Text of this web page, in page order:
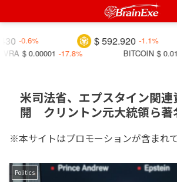
$ 592.920 -1.1%
$ 0.01077
-17.8%
米司法省、エプスタイン関
開 クリントン元大統領ら著
※本サイトはプロモーションが含まれ
Politics